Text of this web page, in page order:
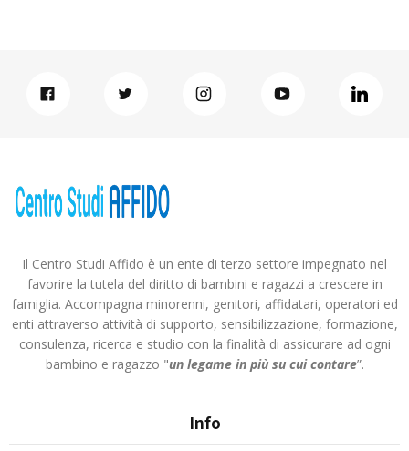
Il Centro Studi Affido è un ente di terzo settore impegnato nel
favorire la tutela del diritto di bambini e ragazzi a crescere in
famiglia. Accompagna minorenni, genitori, affidatari, operatori ed
enti attraverso attività di supporto, sensibilizzazione, formazione,
consulenza, ricerca e studio con la finalità di assicurare ad ogni
bambino e ragazzo "un legame in più su cui contare”.
Info